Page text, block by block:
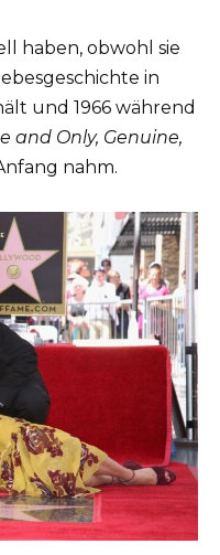
haben, obwohl sie
in
und 1966 während
and Only, Genuine,
nahm.